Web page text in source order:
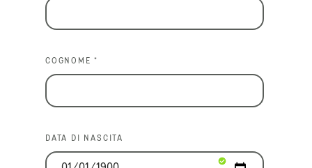
COGNOME *
DATA DI NASCITA